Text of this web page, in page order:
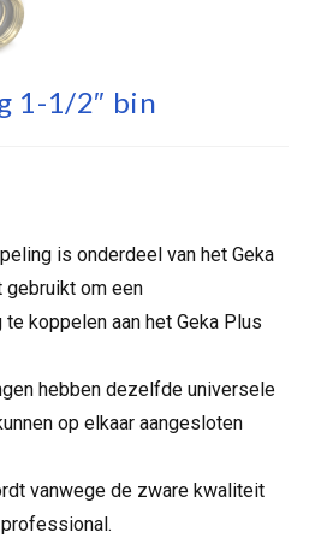
1-1/2″ bin
is onderdeel van het Geka
om een
koppelen aan het Geka Plus
hebben dezelfde universele
op elkaar aangesloten
vanwege de zware kwaliteit